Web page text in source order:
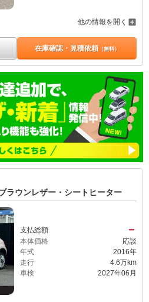
他の情報を開く
在庫確認・見積依頼（無料）
ラウンレザー・シートヒーター
支払総額 －
本体価格
応談
年式
2016年
走行
4.6万km
車検
2027年06月